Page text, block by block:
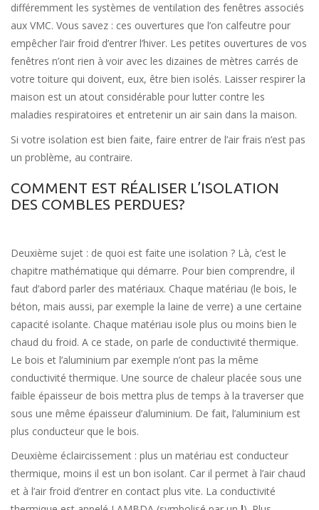
différemment les systèmes de ventilation des fenêtres associés
aux VMC. Vous savez : ces ouvertures que l’on calfeutre pour
empêcher l’air froid d’entrer l’hiver. Les petites ouvertures de vos
fenêtres n’ont rien à voir avec les dizaines de mètres carrés de
votre toiture qui doivent, eux, être bien isolés. Laisser respirer la
maison est un atout considérable pour lutter contre les
maladies respiratoires et entretenir un air sain dans la maison.
Si votre isolation est bien faite, faire entrer de l’air frais n’est pas
un problème, au contraire.
COMMENT EST RÉALISER L’ISOLATION
DES COMBLES PERDUES?
Deuxième sujet : de quoi est faite une isolation ? Là, c’est le
chapitre mathématique qui démarre. Pour bien comprendre, il
faut d’abord parler des matériaux. Chaque matériau (le bois, le
béton, mais aussi, par exemple la laine de verre) a une certaine
capacité isolante. Chaque matériau isole plus ou moins bien le
chaud du froid. A ce stade, on parle de conductivité thermique.
Le bois et l’aluminium par exemple n’ont pas la même
conductivité thermique. Une source de chaleur placée sous une
faible épaisseur de bois mettra plus de temps à la traverser que
sous une même épaisseur d’aluminium. De fait, l’aluminium est
plus conducteur que le bois.
Deuxième éclaircissement : plus un matériau est conducteur
thermique, moins il est un bon isolant. Car il permet à l’air chaud
et à l’air froid d’entrer en contact plus vite. La conductivité